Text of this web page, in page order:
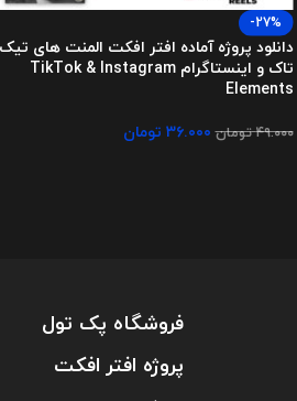
-27%
دانلود پروژه آماده افتر افکت المنت های تیک
تاک و اینستاگرام TikTok & Instagram
Elements
۴۹.۰۰۰تومان ۳۶.۰۰۰ تومان
فروشگاه پک تول
پروژه افتر افکت